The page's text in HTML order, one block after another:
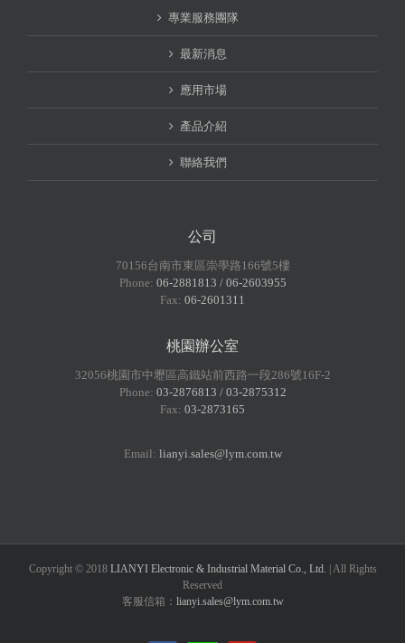
專業服務團隊
最新消息
應用市場
產品介紹
聯絡我們
公司
70156台南市東區崇學路166號5樓
Phone: 06-2881813 / 06-2603955
Fax: 06-2601311
桃園辦公室
32056桃園市中壢區高鐵站前西路一段286號16F-2
Phone: 03-2876813 / 03-2875312
Fax: 03-2873165
Email: lianyi.sales@lym.com.tw
Copyright © 2018 LIANYI Electronic & Industrial Material Co., Ltd. | All Rights
Reserved
客服信箱： lianyi.sales@lym.com.tw